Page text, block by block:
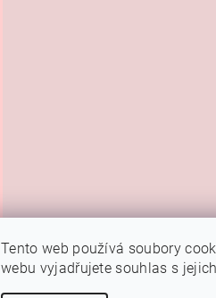
Tento web používá soubory
webu vyjadřujete souhlas s